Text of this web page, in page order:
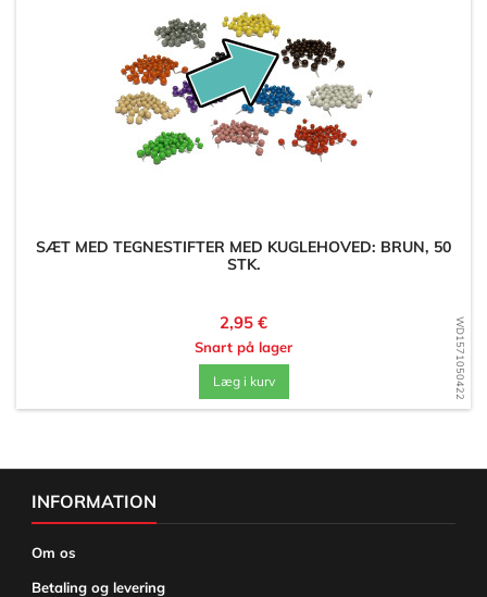
WD1571050422
SÆT MED TEGNESTIFTER MED KUGLEHOVED: BRUN, 50
STK.
Pris
2,95 €
Snart på lager
Læg i kurv
INFORMATION
Om os
Betaling og levering